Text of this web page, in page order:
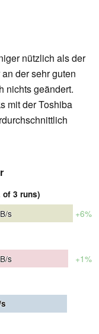
nützlich als der
der sehr guten
nichts geändert.
mit der Toshiba
of 3 runs)
s +6%
s +1%
s